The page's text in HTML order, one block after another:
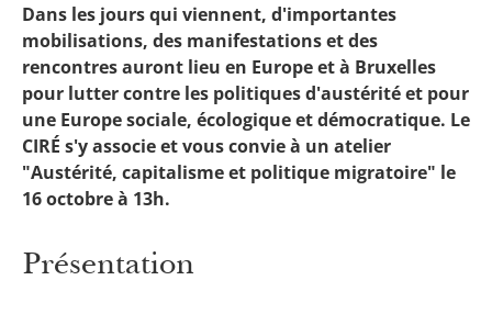
Dans les jours qui viennent, d'importantes
mobilisations, des manifestations et des
rencontres auront lieu en Europe et à Bruxelles
pour lutter contre les politiques d'austérité et pour
une Europe sociale, écologique et démocratique. Le
CIRÉ s'y associe et vous convie à un atelier
"Austérité, capitalisme et politique migratoire" le
16 octobre à 13h.
Présentation